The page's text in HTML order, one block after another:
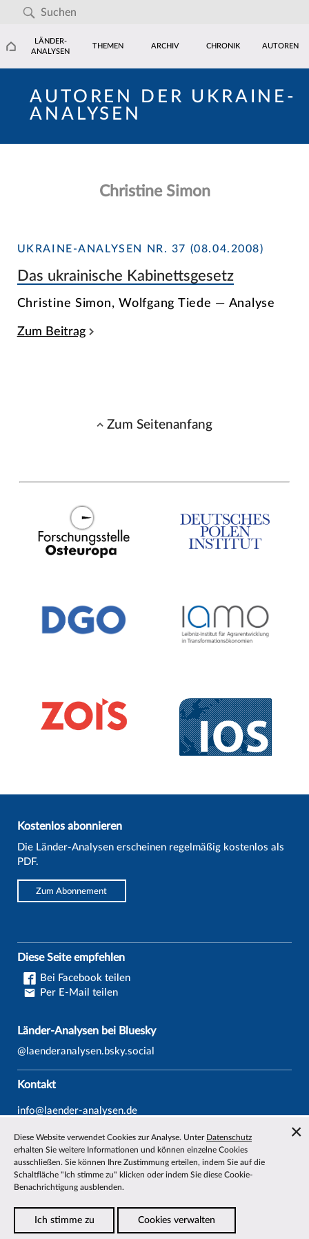
LÄNDER-
ANALYSEN
THEMEN ARCHIV CHRONIK AUTOREN
AUTOREN DER UKRAINE-
ANALYSEN
Christine Simon
UKRAINE-ANALYSEN NR. 37 (08.04.2008)
Das ukrainische Kabinettsgesetz
Christine Simon, Wolfgang Tiede — Analyse
Zum Beitrag
Zum Seitenanfang
Kostenlos abonnieren
Die Länder-Analysen erscheinen regelmäßig kostenlos als
PDF.
Zum Abonnement
Diese Seite empfehlen
Bei Facebook teilen
Per E-Mail teilen
Länder-Analysen bei Bluesky
@laenderanalysen.bsky.social
Kontakt
info@laender-analysen.de
Fax: 0421/218-69607
Redaktionen
Wissenschaftliche Beiräte
Über die Länder-Analysen
Diese Website verwendet Cookies zur Analyse. Unter Datenschutz
erhalten Sie weitere Informationen und können einzelne Cookies
ausschließen. Sie können Ihre Zustimmung erteilen, indem Sie auf die
Schaltfläche "Ich stimme zu" klicken oder indem Sie diese Cookie-
Benachrichtigung ausblenden.
Ich stimme zu Cookies verwalten